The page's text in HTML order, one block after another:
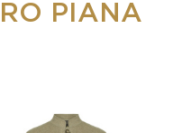
PIANA